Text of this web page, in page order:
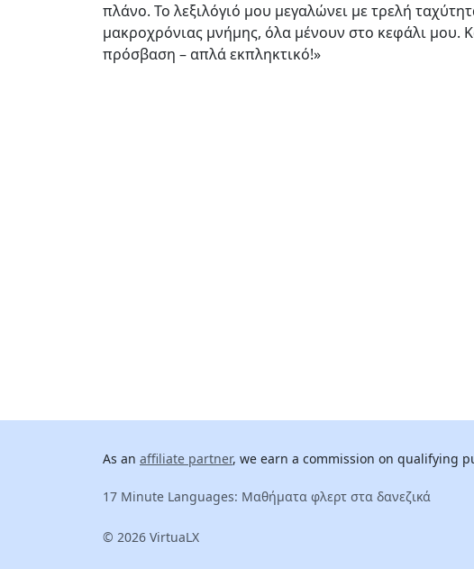
πλάνο. Το λεξιλόγιό μου μεγαλώνει με τρελή
μακροχρόνιας μνήμης, όλα μένουν στο κεφάλι μου.
πρόσβαση – απλά εκπληκτικό!»
As an affiliate partner, we earn a commission on qualifying
17 Minute Languages: Μαθήματα φλερτ στα δανεζικά
© 2026 VirtuaLX